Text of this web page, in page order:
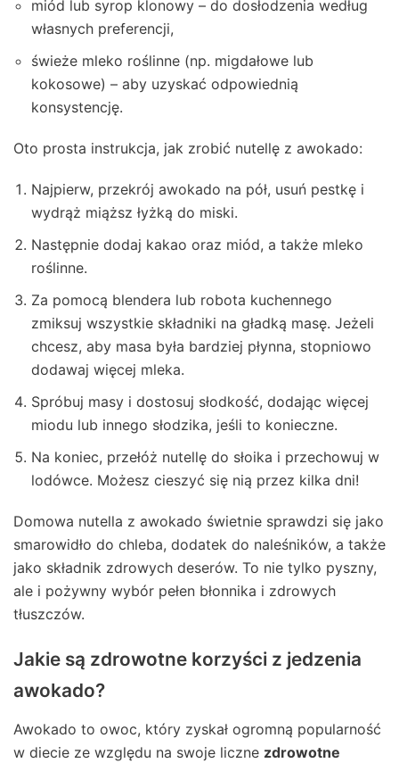
miód lub syrop klonowy – do dosłodzenia według
własnych preferencji,
świeże mleko roślinne (np. migdałowe lub
kokosowe) – aby uzyskać odpowiednią
konsystencję.
Oto prosta instrukcja, jak zrobić nutellę z awokado:
Najpierw, przekrój awokado na pół, usuń pestkę i
wydrąż miąższ łyżką do miski.
Następnie dodaj kakao oraz miód, a także mleko
roślinne.
Za pomocą blendera lub robota kuchennego
zmiksuj wszystkie składniki na gładką masę. Jeżeli
chcesz, aby masa była bardziej płynna, stopniowo
dodawaj więcej mleka.
Spróbuj masy i dostosuj słodkość, dodając więcej
miodu lub innego słodzika, jeśli to konieczne.
Na koniec, przełóż nutellę do słoika i przechowuj w
lodówce. Możesz cieszyć się nią przez kilka dni!
Domowa nutella z awokado świetnie sprawdzi się jako
smarowidło do chleba, dodatek do naleśników, a także
jako składnik zdrowych deserów. To nie tylko pyszny,
ale i pożywny wybór pełen błonnika i zdrowych
tłuszczów.
Jakie są zdrowotne korzyści z jedzenia
awokado?
Awokado to owoc, który zyskał ogromną popularność
w diecie ze względu na swoje liczne zdrowotne